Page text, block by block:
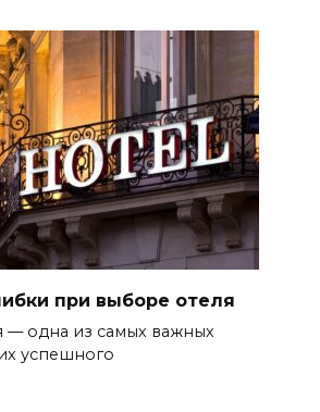
при выборе отеля
— одна из самых важных
успешного